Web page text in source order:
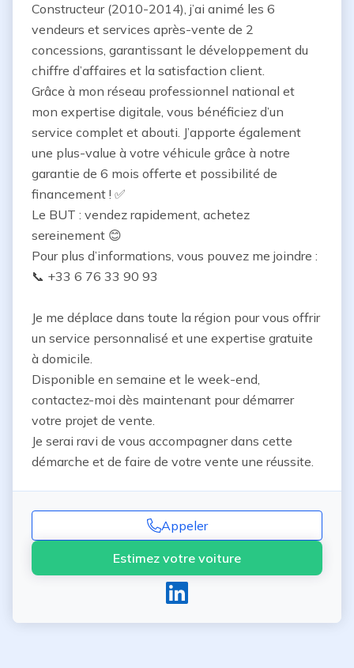
Constructeur (2010-2014), j’ai animé les 6
vendeurs et services après-vente de 2
concessions, garantissant le développement du
chiffre d’affaires et la satisfaction client.
Grâce à mon réseau professionnel national et
mon expertise digitale, vous bénéficiez d’un
service complet et abouti. J’apporte également
une plus-value à votre véhicule grâce à notre
garantie de 6 mois offerte et possibilité de
financement ! ✅
Le BUT : vendez rapidement, achetez
sereinement 😊
Pour plus d’informations, vous pouvez me joindre :
📞 +33 6 76 33 90 93
Je me déplace dans toute la région pour vous offrir
un service personnalisé et une expertise gratuite
à domicile.
Disponible en semaine et le week-end,
contactez-moi dès maintenant pour démarrer
votre projet de vente.
Je serai ravi de vous accompagner dans cette
démarche et de faire de votre vente une réussite.
Appeler
Estimez votre voiture